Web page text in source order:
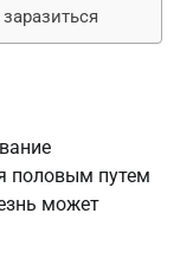
половым путем
может